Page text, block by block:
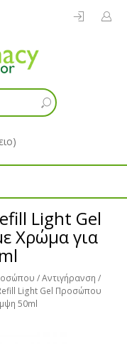
Light Gel
Χρώμα για
Αντιγήρανση
Light Gel Προσώπου
50ml